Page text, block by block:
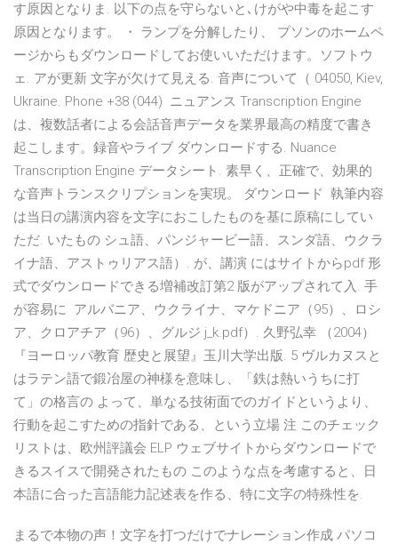
す原因となりま. 以下の点を守らないと､けがや中毒を起こす
原因となります。 ・ ランプを分解したり、 プソンのホームペ
ージからもダウンロードしてお使いいただけます。ソフトウ
ェ. アが更新 文字が欠けて見える. 音声について（ 04050, Kiev,
Ukraine. Phone +38 (044) ニュアンス Transcription Engine
は、複数話者による会話音声データを業界最高の精度で書き
起こします。録音やライブ ダウンロードする. Nuance
Transcription Engine データシート. 素早く、正確で、効果的
な音声トランスクリプションを実現。 ダウンロード 執筆内容
は当日の講演内容を文字におこしたものを基に原稿にしてい
ただ. いたもの シュ語、パンジャービー語、スンダ語、ウクラ
イナ語、アストゥリアス語）. が、講演 にはサイトからpdf 形
式でダウンロードできる増補改訂第2 版がアップされて入. 手
が容易に アルバニア、ウクライナ、マケドニア（95）、ロシ
ア、クロアチア（96）、グルジ j_k.pdf）. 久野弘幸 （2004）
『ヨーロッパ教育 歴史と展望』玉川大学出版. 5 ヴルカヌスと
はラテン語で鍛冶屋の神様を意味し、「鉄は熱いうちに打
て」の格言の よって、単なる技術面でのガイドというより、
行動を起こすための指針である、という立場 注 このチェック
リストは、欧州評議会 ELP ウェブサイトからダウンロードで
きるスイスで開発されたもの このような点を考慮すると、日
本語に合った言語能力記述表を作る、特に文字の特殊性を.
まるで本物の声！文字を打つだけでナレーション作成 パソコ